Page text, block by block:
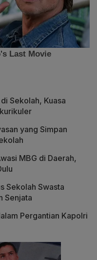
Sekolah, Kuasa
yang Simpan
MBG di Daerah,
Sekolah Swasta
Senjata
Pergantian Kapolri